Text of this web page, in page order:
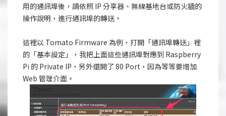
用的通訊埠後，請依照 IP 分享器、無線基地台或防火牆的
操作說明，進行通訊埠的轉送。
這裡以 Tomato Firmware 為例，打開「通訊埠轉送」裡
的「基本設定」，我把上面這些通訊埠對應到 Raspberry
Pi 的 Private IP，另外還開了 80 Port，因為等等要增加
Web 管理介面。